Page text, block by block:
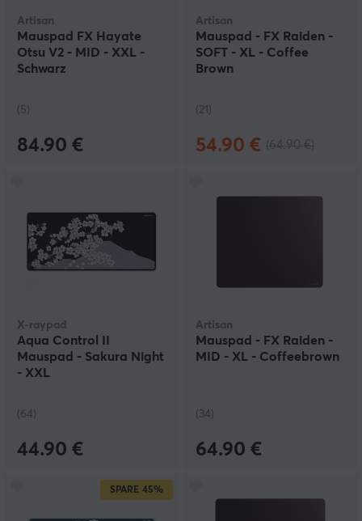
Artisan
Mauspad FX Hayate
Otsu V2 - MID - XXL -
Schwarz
(5)
84.90 €
Artisan
Mauspad - FX Raiden -
SOFT - XL - Coffee
Brown
(21)
54.90 €
X-raypad
Aqua Control II
Mauspad - Sakura Night
- XXL
(64)
44.90 €
Artisan
Mauspad - FX Raiden -
MID - XL - Coffeebrown
(34)
64.90 €
SPARE 45%